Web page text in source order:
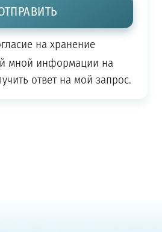
на хранение
мной информации на
ответ на мой запрос.